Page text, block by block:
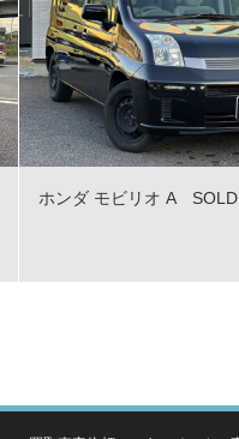
ホンダ モビリオ A SOLD